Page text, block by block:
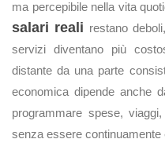
ma percepibile nella vita
salari reali restano
servizi diventano più
distante da una parte
economica dipende anche
programmare spese,
senza essere continuamente